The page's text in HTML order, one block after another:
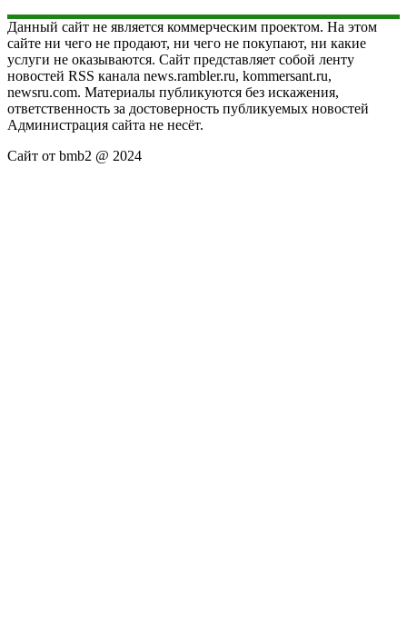
Данный сайт не является коммерческим проектом. На этом
сайте ни чего не продают, ни чего не покупают, ни какие
услуги не оказываются. Сайт представляет собой ленту
новостей RSS канала news.rambler.ru, kommersant.ru,
newsru.com. Материалы публикуются без искажения,
ответственность за достоверность публикуемых новостей
Администрация сайта не несёт.
Сайт от bmb2 @ 2024